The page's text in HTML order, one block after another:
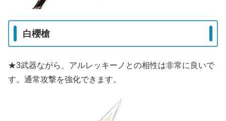
白櫻槍
★3武器ながら、アルレッキーノとの相性は非常に良いで
す。通常攻撃を強化できます。